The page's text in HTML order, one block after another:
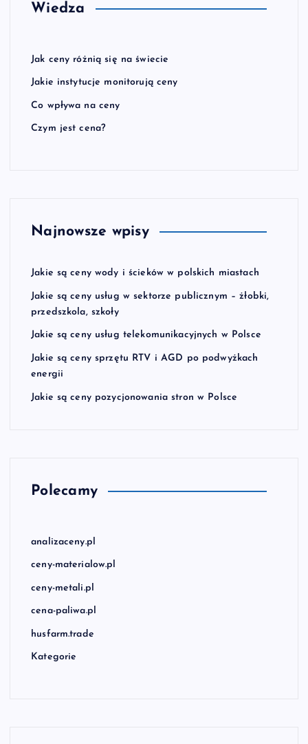
Wiedza
Jak ceny różnią się na świecie
Jakie instytucje monitorują ceny
Co wpływa na ceny
Czym jest cena?
Najnowsze wpisy
Jakie są ceny wody i ścieków w polskich miastach
Jakie są ceny usług w sektorze publicznym – żłobki,
przedszkola, szkoły
Jakie są ceny usług telekomunikacyjnych w Polsce
Jakie są ceny sprzętu RTV i AGD po podwyżkach
energii
Jakie są ceny pozycjonowania stron w Polsce
Polecamy
analizaceny.pl
ceny-materialow.pl
ceny-metali.pl
cena-paliwa.pl
husfarm.trade
Kategorie